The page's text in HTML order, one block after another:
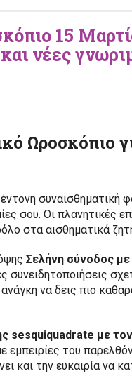
15
νέες
Ωροσκόπιο
σου. Οι πλανητικές
στα αισθηματικά
Σελήνη σύνοδος
συνειδητοποιήσεις
να δεις πιο
sesquiquadrate με
εμπειρίες του
και την ευκαιρία να